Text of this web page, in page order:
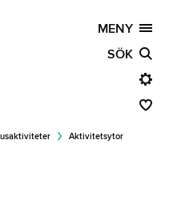
MENY
SÖK
Aktivitetsytor